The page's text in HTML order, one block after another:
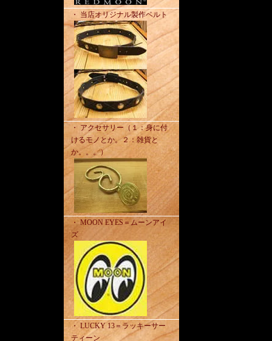
・ 当店オリジナル製作ベルト
・ アクセサリー（１：身に付
けるモノとか。２：雑貨と
か。。。）
・ MOON EYES＝ムーンアイ
ズ
・ LUCKY 13＝ラッキーサー
ティーン